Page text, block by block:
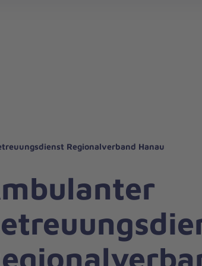
Regionalverband Hanau